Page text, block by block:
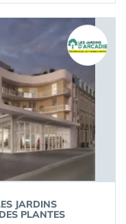
JARDINS
PLANTES